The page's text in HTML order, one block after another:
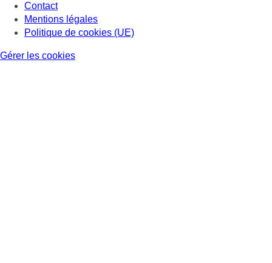
Contact
Mentions légales
Politique de cookies (UE)
Gérer les cookies